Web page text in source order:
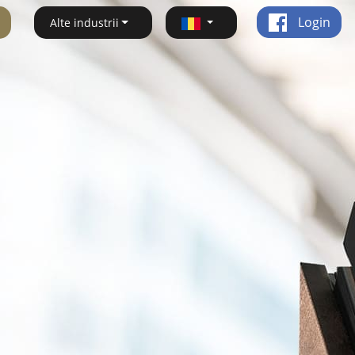
Alte industrii Login